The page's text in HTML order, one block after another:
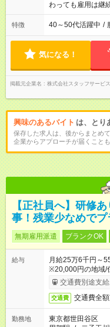
わっても雇用は継
特徴 40～50代活躍中 /
気になる！
掲載元企業名
株式会社スタッフサービ
興味のあるバイト は、とり
保存した求人は、後からまとめ
企業からアプローチが届くことも
【正社員へ】研修
事！残業少なめでプ
無期雇用派遣 ブランクOK
給与
月給25万6千円～
※20,000円の地域/
て加給・優遇し
円の継続手当支給
交通費別途支給
交通費 交通費全
勤務地
東京都世田谷区